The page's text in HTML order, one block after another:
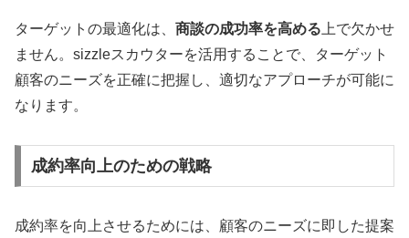
ターゲットの最適化は、 商談の成功率を高める上で欠かせ
ません。sizzleスカウターを活用することで、ターゲット
顧客のニーズを正確に把握し、適切なアプローチが可能に
なります。
成約率向上のための戦略
成約率を向上させるためには、顧客のニーズに即した提案